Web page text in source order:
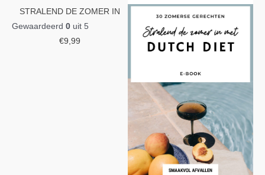
STRALEND DE ZOMER IN
Gewaardeerd 0 uit 5
€9,99